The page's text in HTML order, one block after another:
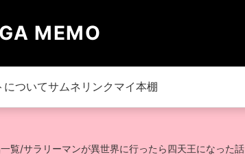
MEMO
についてサムネリンク マイ本棚
覧/サラリーマンが異世界に行ったら四天王になった話